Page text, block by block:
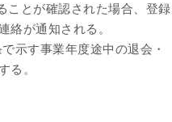
ことが確認された場合、登録
絡が通知される。
示す事業年度途中の退会・
る。